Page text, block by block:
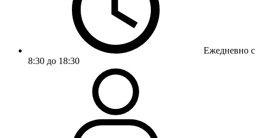
Ежедневно с
8:30 до 18:30